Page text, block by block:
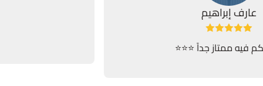
انصحكم فيه ممتاز جداً ⭐️⭐️⭐️